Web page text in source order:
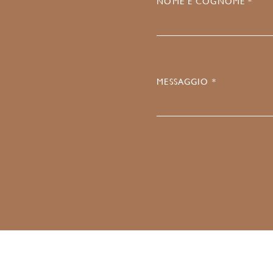
MESSAGGIO *